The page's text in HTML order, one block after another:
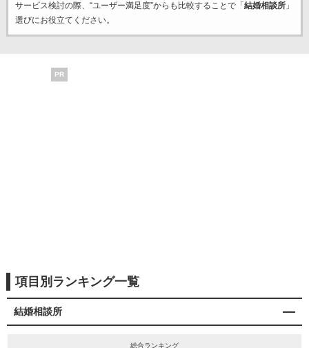
サービス検討の際、“ユーザー満足度”からも比較することで「 結婚相談所」
選びにお役立てください。
PR
項目別ランキング一覧
結婚相談所
総合ランキング